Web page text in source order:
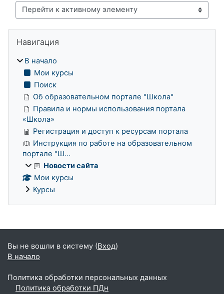
Перейти к активному элементу
Блоки
Навигация
В начало
Мои курсы
Поиск
Об образовательном портале "Школа"
Правила и нормы использования портала
«Школа»
Регистрация и доступ к ресурсам портала
Инструкция по работе на образовательном
портале "Ш...
Новости сайта
Мои курсы
Курсы
Дополнительные блоки
Вы не вошли в систему (Вход)
В начало
Политика обработки персональных данных
Политика обработки ПДн